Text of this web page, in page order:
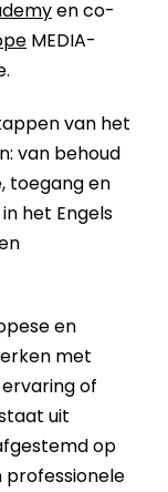
en co-
MEDIA-
van het
van behoud
toegang en
het Engels
en
met
of
uit
op
professionele